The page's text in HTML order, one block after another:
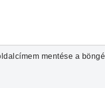
mentése a